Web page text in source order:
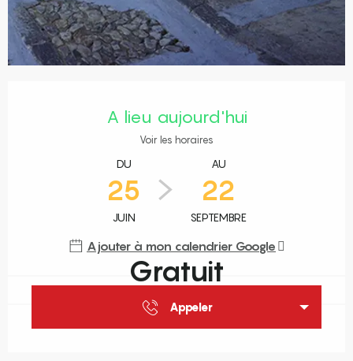
A lieu aujourd'hui
Voir les horaires
DU
25
JUIN
AU
22
SEPTEMBRE
Ajouter à mon calendrier Google
Gratuit
Appeler